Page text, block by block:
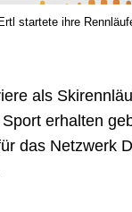
startete ihre
als
erhalten
das Netzwerk